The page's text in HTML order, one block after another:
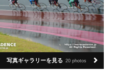
写真ギャラリーを見る 20 photos